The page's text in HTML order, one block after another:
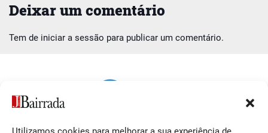
Deixar um comentário
Tem de iniciar a sessão para publicar um comentário.